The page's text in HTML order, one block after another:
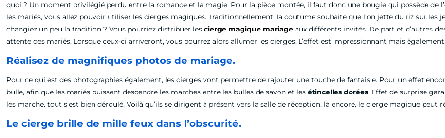
quoi ? Un moment privilégié perdu entre la romance et la magie. Pour la pièce montée, il faut donc une bougie qui possède de
les mariés, vous allez pouvoir utiliser les cierges magiques. Traditionnellement, la coutume souhaite que l’on jette du riz sur les
changiez un peu la tradition ? Vous pourriez distribuer les cierge magique mariage aux différents invités. De part et d’autres
attente des mariés. Lorsque ceux-ci arriveront, vous pourrez alors allumer les cierges. L’effet est impressionnant mais
Réalisez de magnifiques photos de mariage.
Pour ce qui est des photographies également, les cierges vont permettre de rajouter une touche de fantaisie. Pour un effet
bulle, afin que les mariés puissent descendre les marches entre les bulles de savon et lesétincelles dorées. Effet de surprise
les marche, tout s’est bien déroulé. Voilà qu’ils se dirigent à présent vers la salle de réception, là encore, le cierge magique peut
Le cierge brille de mille feux dans l’obscurité.